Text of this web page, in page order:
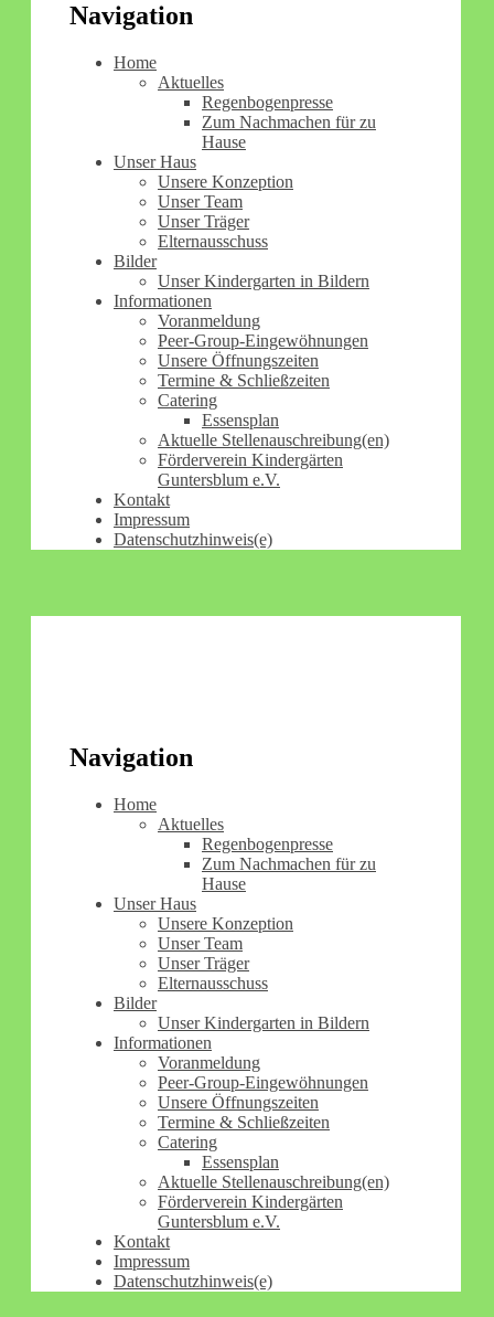
Navigation
Home
Aktuelles
Regenbogenpresse
Zum Nachmachen für zu
Hause
Unser Haus
Unsere Konzeption
Unser Team
Unser Träger
Elternausschuss
Bilder
Unser Kindergarten in Bildern
Informationen
Voranmeldung
Peer-Group-Eingewöhnungen
Unsere Öffnungszeiten
Termine & Schließzeiten
Catering
Essensplan
Aktuelle Stellenauschreibung(en)
Förderverein Kindergärten
Guntersblum e.V.
Kontakt
Impressum
Datenschutzhinweis(e)
Navigation
Home
Aktuelles
Regenbogenpresse
Zum Nachmachen für zu
Hause
Unser Haus
Unsere Konzeption
Unser Team
Unser Träger
Elternausschuss
Bilder
Unser Kindergarten in Bildern
Informationen
Voranmeldung
Peer-Group-Eingewöhnungen
Unsere Öffnungszeiten
Termine & Schließzeiten
Catering
Essensplan
Aktuelle Stellenauschreibung(en)
Förderverein Kindergärten
Guntersblum e.V.
Kontakt
Impressum
Datenschutzhinweis(e)